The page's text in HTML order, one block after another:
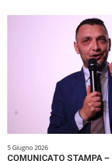
5 Giugno 2026
COMUNICATO STAMPA